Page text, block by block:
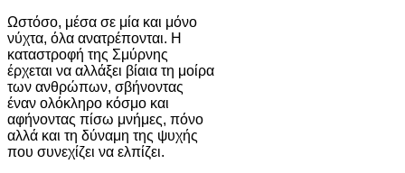
Ωστόσο, μέσα σε μία και μόνο
νύχτα, όλα ανατρέπονται. Η
καταστροφή της Σμύρνης
έρχεται να αλλάξει βίαια τη μοίρα
των ανθρώπων, σβήνοντας
έναν ολόκληρο κόσμο και
αφήνοντας πίσω μνήμες, πόνο
αλλά και τη δύναμη της ψυχής
που συνεχίζει να ελπίζει.